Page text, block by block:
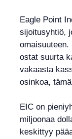
Eagle Point
sijoitusyhtiö,
ostat suurta
vakaasta
osinkoa,
EIC on
miljoonaa
keskittyy